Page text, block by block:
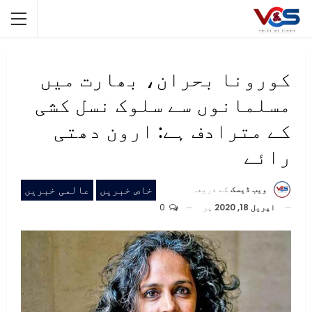
کورونا بحران، بھارت میں
مسلمانوں سے سلوک نسل کشی
کے مترادف ہے: ارون دھتی
رائے
خاص خبریں عالمی خبریں ویب ڈیسک کے ذریعہ
اپریل 18, 2020
پر